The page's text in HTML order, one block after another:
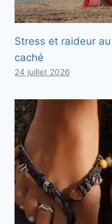
Stress et raideur
caché
24 juillet 2026